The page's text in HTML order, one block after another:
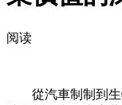
阅读
從汽車制制到生